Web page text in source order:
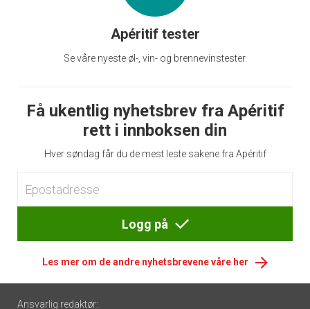
Apéritif tester
Se våre nyeste øl-, vin- og brennevinstester.
Få ukentlig nyhetsbrev fra Apéritif
rett i innboksen din
Hver søndag får du de mest leste sakene fra Apéritif
Logg på
Les mer om de andre nyhetsbrevene våre her
Footer
Ansvarlig redaktør: